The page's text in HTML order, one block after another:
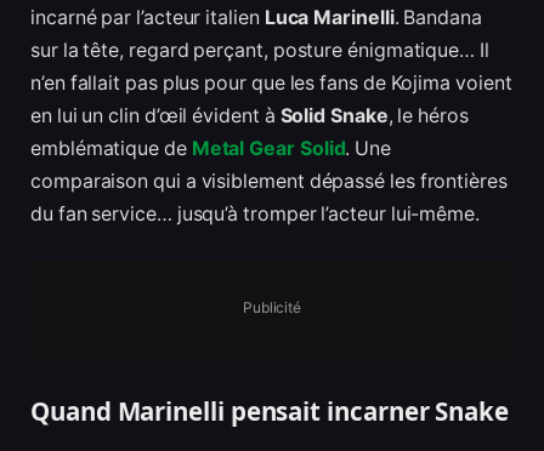
incarné par l’acteur italien Luca Marinelli. Bandana
sur la tête, regard perçant, posture énigmatique… Il
n’en fallait pas plus pour que les fans de Kojima voient
en lui un clin d’œil évident à Solid Snake, le héros
emblématique de Metal Gear Solid. Une
comparaison qui a visiblement dépassé les frontières
du fan service… jusqu’à tromper l’acteur lui-même.
Publicité
Quand Marinelli pensait incarner Snake